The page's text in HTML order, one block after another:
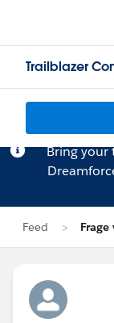
Trailblazer
Bring your
Feed